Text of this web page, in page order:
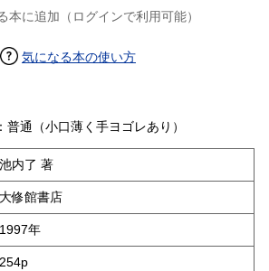
本に追加（ログインで利用可能）
気になる本の使い方
通（小口薄く手ヨゴレあり）
池内了 著
大修館書店
1997年
254p